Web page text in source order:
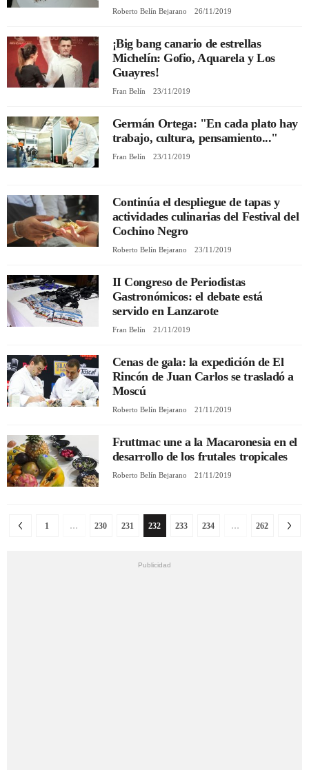
Roberto Belín Bejarano 26/11/2019
¡Big bang canario de estrellas
Michelín: Gofio, Aquarela y Los
Guayres!
Fran Belín 23/11/2019
Germán Ortega: "En cada plato hay
trabajo, cultura, pensamiento..."
Fran Belín 23/11/2019
Continúa el despliegue de tapas y
actividades culinarias del Festival del
Cochino Negro
Roberto Belín Bejarano 23/11/2019
II Congreso de Periodistas
Gastronómicos: el debate está
servido en Lanzarote
Fran Belín 21/11/2019
Cenas de gala: la expedición de El
Rincón de Juan Carlos se trasladó a
Moscú
Roberto Belín Bejarano 21/11/2019
Fruttmac une a la Macaronesia en el
desarrollo de los frutales tropicales
Roberto Belín Bejarano 21/11/2019
1 … 230 231 232 233 234 … 262